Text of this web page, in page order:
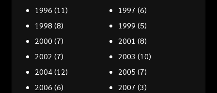
1996 (11) 1997 (6)
1998 (8) 1999 (5)
2000 (7) 2001 (8)
2002 (7) 2003 (10)
2004(12) 2005 (7)
2006 (6) 2007 (3)